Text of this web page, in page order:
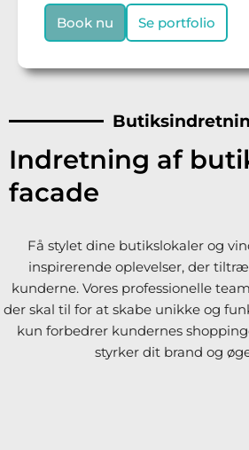
Book nu Se portfolio
Indretning af
facade
Få stylet dine butikslokaler og
inspirerende oplevelser, der
kunderne. Vores professionelle
der skal til for at skabe unikke og
kun forbedrer kundernes
styrker dit brand og